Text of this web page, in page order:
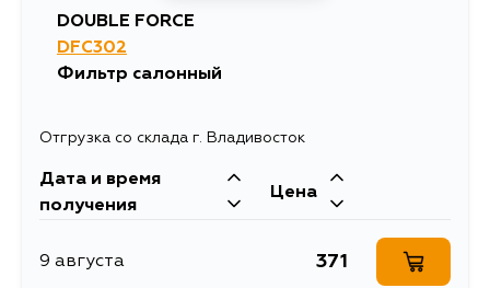
DOUBLE FORCE
DFC302
Фильтр салонный
Отгрузка со склада г. Владивосток
Дата и время
получения
Цена
9 августа 371